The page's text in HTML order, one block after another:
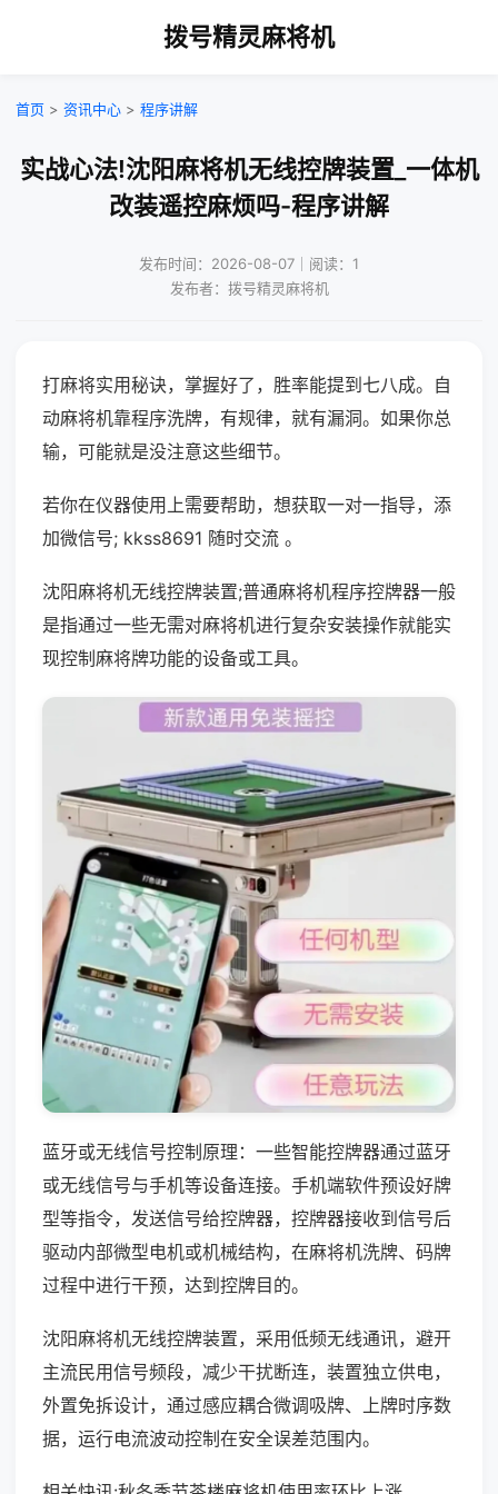
拨号精灵麻将机
首页 > 资讯中心 > 程序讲解
实战心法!沈阳麻将机无线控牌装置_一体机
改装遥控麻烦吗-程序讲解
发布时间：2026-08-07｜阅读：1
发布者：拨号精灵麻将机
打麻将实用秘诀，掌握好了，胜率能提到七八成。自
动麻将机靠程序洗牌，有规律，就有漏洞。如果你总
输，可能就是没注意这些细节。
若你在仪器使用上需要帮助，想获取一对一指导，添
加微信号; kkss8691 随时交流 。
沈阳麻将机无线控牌装置;普通麻将机程序控牌器一般
是指通过一些无需对麻将机进行复杂安装操作就能实
现控制麻将牌功能的设备或工具。
蓝牙或无线信号控制原理：一些智能控牌器通过蓝牙
或无线信号与手机等设备连接。手机端软件预设好牌
型等指令，发送信号给控牌器，控牌器接收到信号后
驱动内部微型电机或机械结构，在麻将机洗牌、码牌
过程中进行干预，达到控牌目的。
沈阳麻将机无线控牌装置，采用低频无线通讯，避开
主流民用信号频段，减少干扰断连，装置独立供电，
外置免拆设计，通过感应耦合微调吸牌、上牌时序数
据，运行电流波动控制在安全误差范围内。